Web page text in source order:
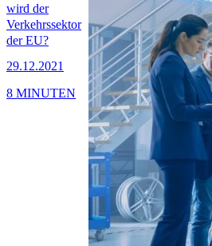
wird der
Verkehrssektor
der EU?
29.12.2021
8 MINUTEN